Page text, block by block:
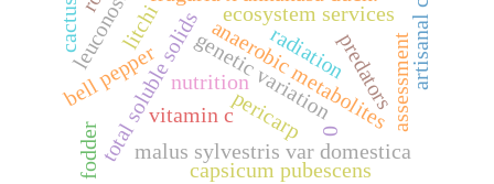
anaerobic metabolites
total soluble solids
vitamin c
bell pepper
malus sylvestris var domestica
predatorsassessment
ecosystem services
capsicum pubescens
genetic variation
litchi
nutrition
pericarp
radiation
cactus
0
fodder